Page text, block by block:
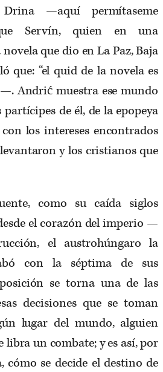
—aquí permítaseme
Servín, quien en una
que dio en La Paz, Baja
que: “el quid de la novela es
Andrić muestra ese mundo
partícipes de él, de la epopeya
los intereses encontrados
y los cristianos que
como su caída siglos
el corazón del imperio —
el austrohúngaro la
con la séptima de sus
se torna una de las
decisiones que se toman
lugar del mundo, alguien
libra un combate; y es así, por
cómo se decide el destino de